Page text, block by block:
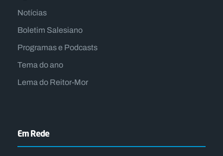
Notícias
Boletim Salesiano
Programas e Podcasts
Tema do ano
Lema do Reitor-Mor
Em Rede